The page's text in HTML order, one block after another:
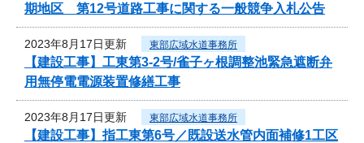
期地区 第12号道路工事に関する一般競争入札公告
2023年8月17日更新 東部広域水道事務所
【建設工事】工東第3-2号/雀子ヶ根調整池緊急遮断弁
用無停電電源装置修繕工事
2023年8月17日更新 東部広域水道事務所
【建設工事】指工東第6号／既設送水管内面補修1工区